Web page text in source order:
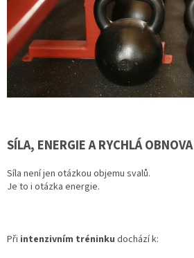
SÍLA, ENERGIE A RYCHLÁ
Síla není jen otázkou objemu svalů.
Je to i otázka energie.
Při intenzivním tréninku dochází k: